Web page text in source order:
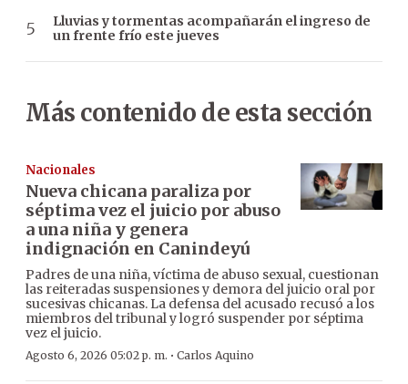
Lluvias y tormentas acompañarán el ingreso de
un frente frío este jueves
Más contenido de esta sección
Nacionales
Nueva chicana paraliza por
séptima vez el juicio por abuso
a una niña y genera
indignación en Canindeyú
Padres de una niña, víctima de abuso sexual, cuestionan
las reiteradas suspensiones y demora del juicio oral por
sucesivas chicanas. La defensa del acusado recusó a los
miembros del tribunal y logró suspender por séptima
vez el juicio.
Agosto 6, 2026 05:02 p. m. · Carlos Aquino